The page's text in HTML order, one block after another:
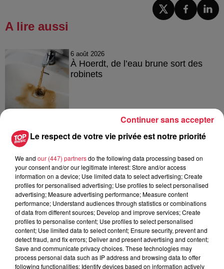
A lire aussi
6 août 2026
À Hoerdt, de l’eau brune sort des
robinets
Tags antisémites à Strasbourg :
Catherine Trautmann réagit
6 août 2026
Au zoo de Mulhouse : rencontre
avec les flamants rouges
Le respect de votre vie privée est notre priorité
We and our (447) partnersdo the following data processing based on
your consent and/or our legitimate interest: Store and/or access
information on a device; Use limited data to select advertising; Create
profiles for personalised advertising; Use profiles to select personalised
advertising; Measure advertising performance; Measure content
performance; Understand audiences through statistics or combinations
of data from different sources; Develop and improve services; Create
profiles to personalise content; Use profiles to select personalised
content; Use limited data to select content; Ensure security, prevent and
detect fraud, and fix errors; Deliver and present advertising and content;
Save and communicate privacy choices. These technologies may
process personal data such as IP address and browsing data to offer
following functionalities: Identify devices based on information actively
Continuer sans accepter